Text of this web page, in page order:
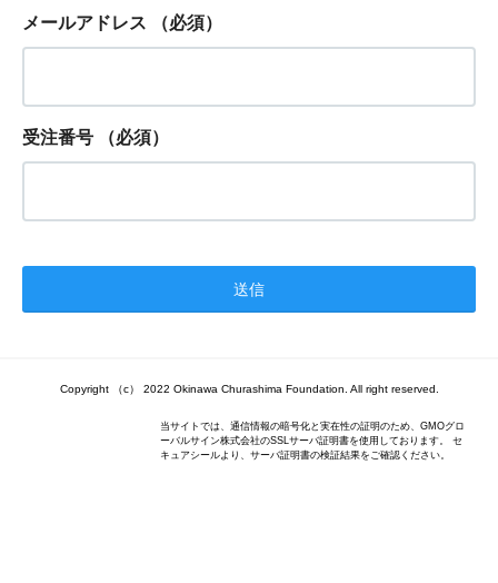
メールアドレス （必須）
受注番号 （必須）
Copyright （c） 2022 Okinawa Churashima Foundation. All right reserved.
当サイトでは、通信情報の暗号化と実在性の証明のため、GMOグロ
ーバルサイン株式会社のSSLサーバ証明書を使用しております。 セ
キュアシールより、サーバ証明書の検証結果をご確認ください。